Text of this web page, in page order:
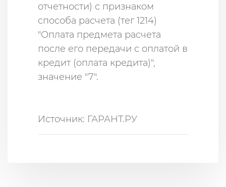
отчетности) с признаком
способа расчета (тег 1214)
"Оплата предмета расчета
после его передачи с оплатой в
кредит (оплата кредита)",
значение "7".
Источник: ГАРАНТ.РУ